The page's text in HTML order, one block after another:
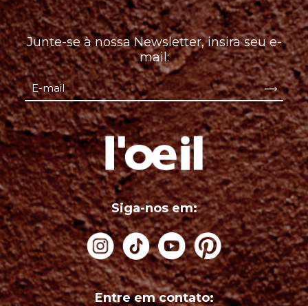
Junte-se à nossa Newsletter, insira seu e-
mail:
Siga-nos em:
Entre em contato: